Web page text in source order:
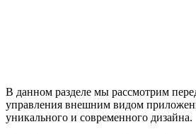
В данном разделе мы рассмотрим
управления внешним видом
уникального и современного дизайна.